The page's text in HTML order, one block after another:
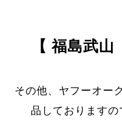
【 福島武
その他、ヤフーオー
品しておりますの